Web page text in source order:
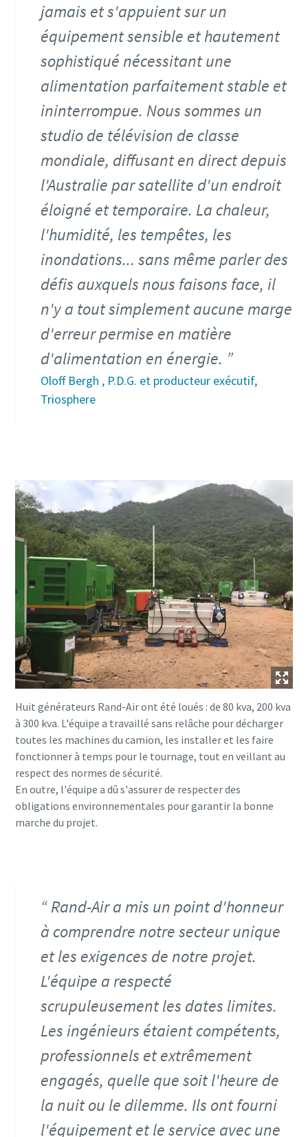
jamais et s'appuient sur un
équipement sensible et hautement
sophistiqué nécessitant une
alimentation parfaitement stable et
ininterrompue. Nous sommes un
studio de télévision de classe
mondiale, diffusant en direct depuis
l'Australie par satellite d'un endroit
éloigné et temporaire. La chaleur,
l'humidité, les tempêtes, les
inondations... sans même parler des
défis auxquels nous faisons face, il
n'y a tout simplement aucune marge
d'erreur permise en matière
d'alimentation en énergie.
Oloff Bergh , P.D.G. et producteur exécutif,
Triosphere
Huit générateurs Rand-Air ont été loués : de 80 kva, 200 kva
à 300 kva. L'équipe a travaillé sans relâche pour décharger
toutes les machines du camion, les installer et les faire
fonctionner à temps pour le tournage, tout en veillant au
respect des normes de sécurité.
En outre, l'équipe a dû s'assurer de respecter des
obligations environnementales pour garantir la bonne
marche du projet.
Rand-Air a mis un point d'honneur
à comprendre notre secteur unique
et les exigences de notre projet.
L'équipe a respecté
scrupuleusement les dates limites.
Les ingénieurs étaient compétents,
professionnels et extrêmement
engagés, quelle que soit l'heure de
la nuit ou le dilemme. Ils ont fourni
l'équipement et le service avec une